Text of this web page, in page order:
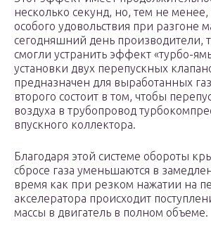
несколько секунд, но, тем не менее,
особого удовольствия при разгоне
сегодняшний день производители,
смогли устранить эффект «турбо-
установки двух перепускных
предназначен для выработанных
второго состоит в том, чтобы
воздуха в трубопровод
впускного коллектора.
Благодаря этой системе обороты
сбросе газа уменьшаются в
время как при резком нажатии на
акселератора происходит
массы в двигатель в полном объеме.